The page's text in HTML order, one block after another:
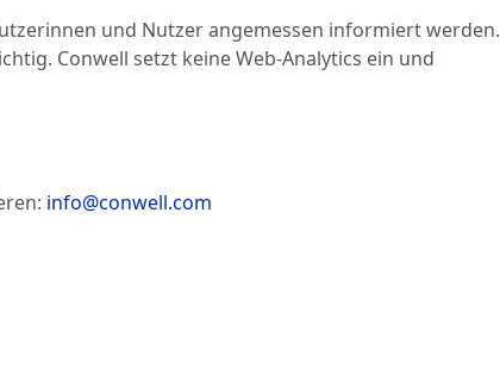
und Nutzer angemessen informiert werden.
Conwell setzt keine Web-Analytics ein und
info@conwell.com